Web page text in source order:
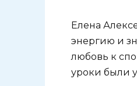
Елена
энергию и
любовь к
уроки были